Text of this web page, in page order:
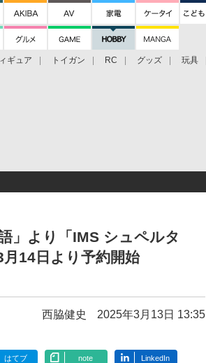
ギュア トイガン RC グッズ 玩具
」より「IMS シュペルタ
14日より予約開始
西脇健史 2025年3月13日 13:35
はてブ note LinkedIn